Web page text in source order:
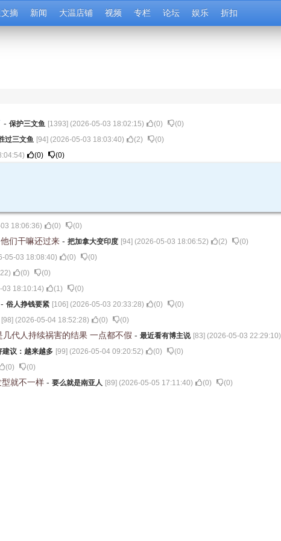
摘 新闻 大温店铺 视频 专栏 论坛 娱乐 折扣
- 保护三文鱼 [1393] (2026-05-03 18:02:15) (0) (0)
过三文鱼 [94] (2026-05-03 18:03:40) (2) (0)
) (0) (0)
18:06:36) (0) (0)
们干嘛还过来 - 把加拿大变印度 [94] (2026-05-03 18:06:52) (2) (0)
05-03 18:08:40) (0) (0)
) (0) (0)
03 18:10:14) (1) (0)
- 俗人挣钱要紧 [106] (2026-05-03 20:33:28) (0) (0)
[98] (2026-05-04 18:52:28) (0) (0)
代人持续祸害的结果 一点都不假 - 最近看有博主说 [83] (2026-05-03 22:29:10)
建议：越来越多 [99] (2026-05-04 09:20:52) (0) (0)
(0) (0)
就不一样 - 要么就是南亚人 [89] (2026-05-05 17:11:40) (0) (0)